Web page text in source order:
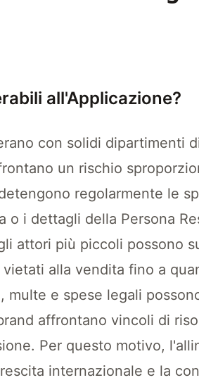
all'Applicazione?
con solidi dipartimenti
un rischio
regolarmente le
i dettagli della Persona
attori più piccoli possono
alla vendita fino a
e spese legali
affrontano vincoli di
Per questo motivo,
internazionale e la